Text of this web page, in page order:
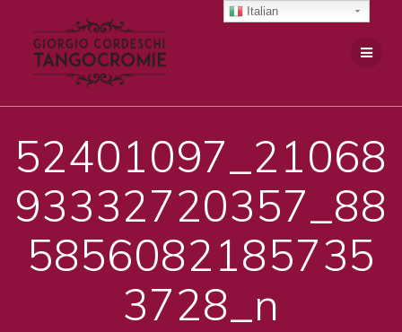
52401097_21068
93332720357_88
5856082185735
3728_n
Italian